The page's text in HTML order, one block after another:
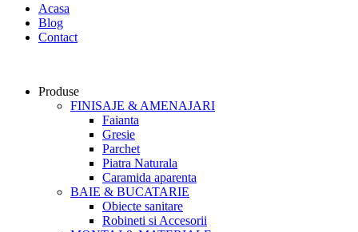
Acasa
Blog
Contact
Produse
FINISAJE & AMENAJARI
Faianta
Gresie
Parchet
Piatra Naturala
Caramida aparenta
BAIE & BUCATARIE
Obiecte sanitare
Robineti si Accesorii